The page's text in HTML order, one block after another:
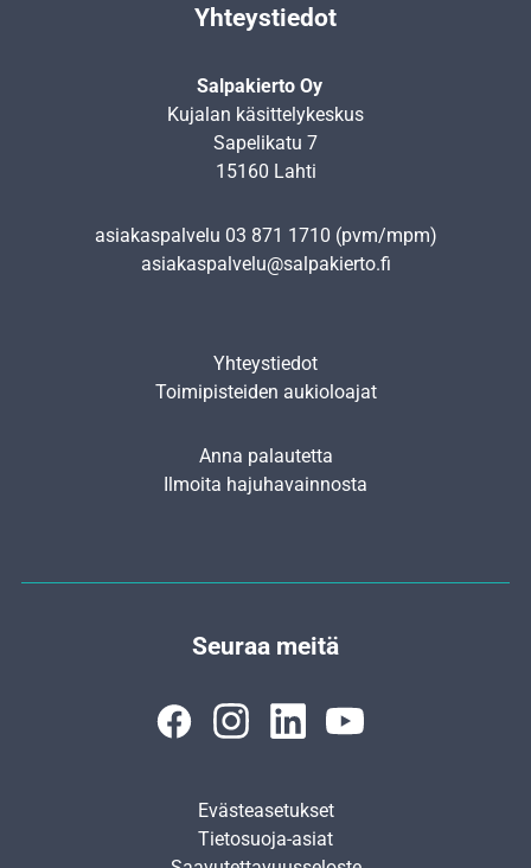
Yhteystiedot
Salpakierto Oy
Kujalan käsittelykeskus
Sapelikatu 7
15160 Lahti
asiakaspalvelu 03 871 1710 (pvm/mpm)
asiakaspalvelu@salpakierto.fi
Yhteystiedot
Toimipisteiden aukioloajat
Anna palautetta
Ilmoita hajuhavainnosta
Seuraa meitä
Evästeasetukset
Tietosuoja-asiat